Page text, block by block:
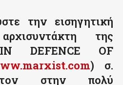
την εισηγητική
της
DEFENCE OF
) σ.
στην πολύ